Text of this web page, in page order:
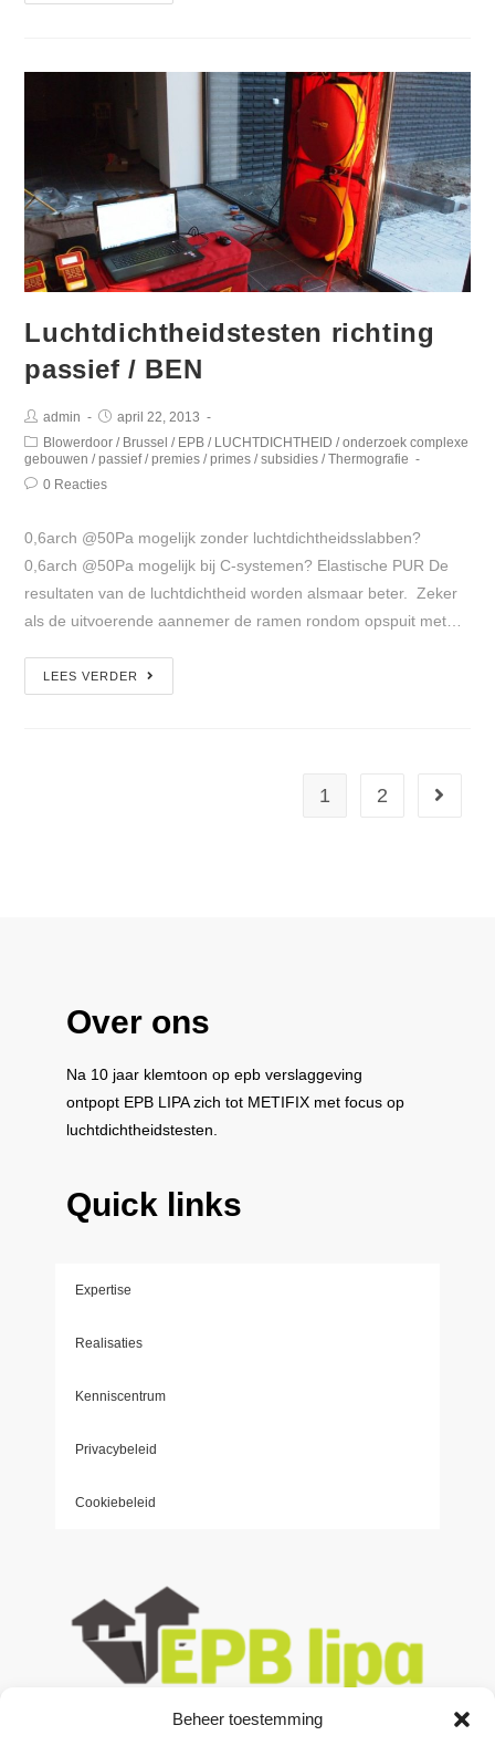
Beheer toestemming
Luchtdichtheidstesten richting
passief / BEN
admin
april 22, 2013
Blowerdoor / Brussel / EPB / LUCHTDICHTHEID / onderzoek complexe
gebouwen / passief / premies / primes / subsidies / Thermografie
0 Reacties
0,6arch @50Pa mogelijk zonder luchtdichtheidsslabben?
0,6arch @50Pa mogelijk bij C-systemen? Elastische PUR De
resultaten van de luchtdichtheid worden alsmaar beter. Zeker
als de uitvoerende aannemer de ramen rondom opspuit met…
LEES VERDER
1 2
Over ons
Na 10 jaar klemtoon op epb verslaggeving
ontpopt EPB LIPAzich tot METIFIX met focus op
luchtdichtheidstesten.
Quick links
Expertise
Realisaties
Kenniscentrum
Privacybeleid
Cookiebeleid